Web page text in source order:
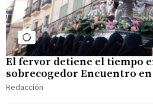
El fervor detiene el tiempo
sobrecogedor Encuentro en
Redacción